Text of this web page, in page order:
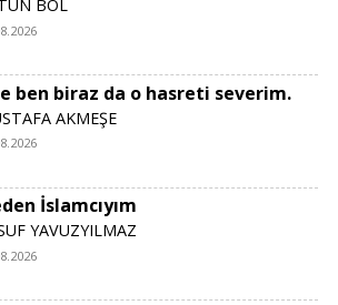
BOL
ben biraz da o hasreti severim.
AKMEŞE
İslamcıyım
YAVUZYILMAZ